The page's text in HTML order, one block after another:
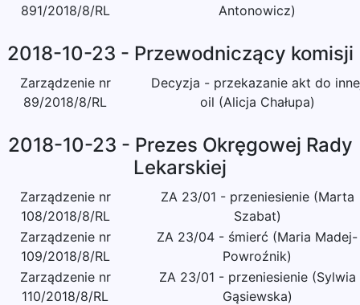
891/2018/8/RL
Antonowicz)
2018-10-23 - Przewodniczący komisji
Zarządzenie nr
89/2018/8/RL
Decyzja - przekazanie akt do
oil (Alicja Chałupa)
2018-10-23 - Prezes Okręgowej Rady
Lekarskiej
Zarządzenie nr
108/2018/8/RL
ZA 23/01 - przeniesienie (Marta
Szabat)
Zarządzenie nr
109/2018/8/RL
ZA 23/04 - śmierć (Maria Madej-
Powroźnik)
Zarządzenie nr
110/2018/8/RL
ZA 23/01 - przeniesienie (Sylwia
Gąsiewska)